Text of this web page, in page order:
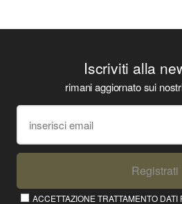
Iscriviti alla
rimani aggiornato sui
Registrati
ACCETTAZIONE TRATTAMENTO DATI